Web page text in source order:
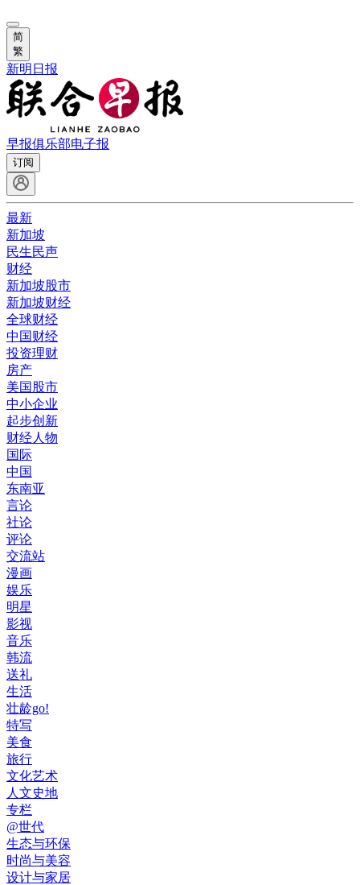
简
繁
新明日报
早报俱乐部电子报
订阅
最新
新加坡
民生民声
财经
新加坡股市
新加坡财经
全球财经
中国财经
投资理财
房产
美国股市
中小企业
起步创新
财经人物
国际
中国
东南亚
言论
社论
评论
交流站
漫画
娱乐
明星
影视
音乐
韩流
送礼
生活
壮龄go!
特写
美食
旅行
文化艺术
人文史地
专栏
@世代
生态与环保
时尚与美容
设计与家居